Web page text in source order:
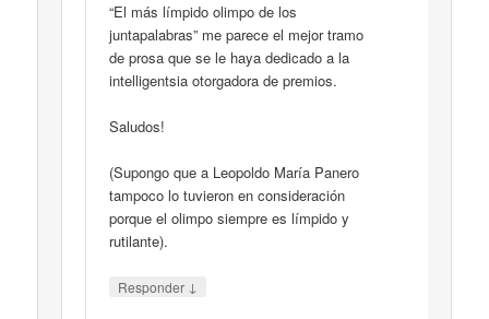
“El más límpido olimpo de los
juntapalabras” me parece el mejor tramo
de prosa que se le haya dedicado a la
intelligentsia otorgadora de premios.
Saludos!
(Supongo que a Leopoldo María Panero
tampoco lo tuvieron en consideración
porque el olimpo siempre es límpido y
rutilante).
Responder ↓